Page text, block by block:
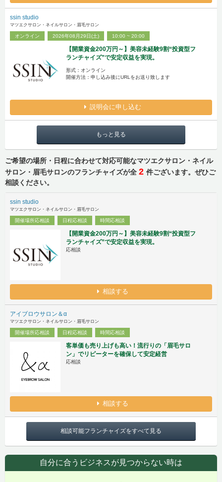
ssin studio
マツエクサロン・ネイルサロン・眉毛サロン
オンライン 2026年08月29日(土) 10:00 ~ 20:00
【開業資金200万円～】美容未経験9割“投資型フ
ランチャイズ”で安定収益を実現。
形式：オンライン
開催方法：申し込み後にURLをお送り致します
説明会に申し込む
もっと見る
ご希望の場所・日程に合わせて対応可能なマツエクサロン・ネイル
サロン・眉毛サロンのフランチャイズが全 2 件ございます。ぜひご
相談ください。
ssin studio
マツエクサロン・ネイルサロン・眉毛サロン
開催場所応相談 日程応相談 時間応相談
【開業資金200万円～】美容未経験9割“投資型フ
ランチャイズ”で安定収益を実現。
応相談
相談する
アイブロウサロン＆α
マツエクサロン・ネイルサロン・眉毛サロン
開催場所応相談 日程応相談 時間応相談
客単価も売り上げも高い！流行りの「眉毛サロ
ン」でリピーターを確保して安定経営
応相談
相談する
相談可能フランチャイズをすべて見る
自分に合うビジネスが見つからない時は